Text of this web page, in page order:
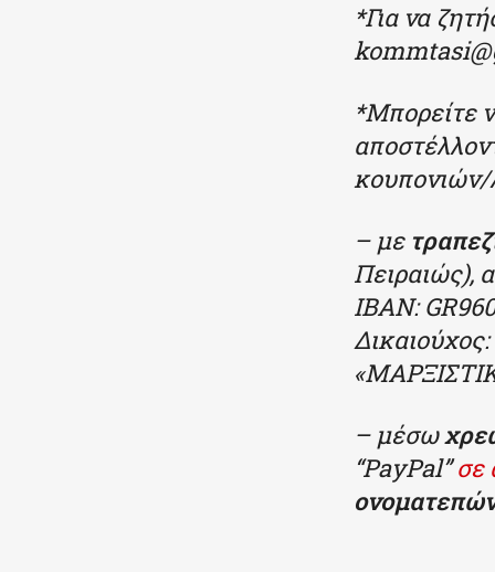
*Για να
*Μπορείτε
αποστέ
κουπονιών/
– με
Πειραιώς),
IBAN:
– μέσω
“PayPal”σε